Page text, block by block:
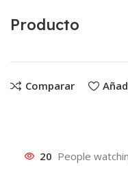
Producto
Comparar
20 People